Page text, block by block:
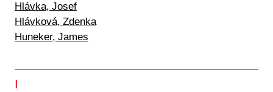
Hlávka, Josef
Hlávková, Zdenka
Huneker, James
I